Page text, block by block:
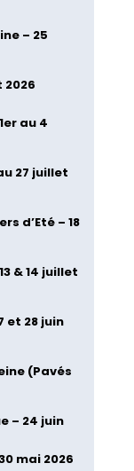
– 25
au 4
27 juillet
d’Eté – 18
& 14 juillet
et 28 juin
(Pavés
– 24 juin
mai 2026